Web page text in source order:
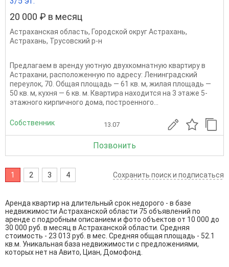
20 000 ₽ в месяц
Астраханская область, Городской округ Астрахань,
Астрахань, Трусовский р-н
Предлагаем в аренду уютную двухкомнатную квартиру в
Астрахани, расположенную по адресу: Ленинградский
переулок, 70. Общая площадь — 61 кв. м, жилая площадь —
50 кв. м, кухня — 6 кв. м. Квартира находится на 3 этаже 5-
этажного кирпичного дома, построенного...
Собственник 13.07
Позвонить
1 2 3 4 Сохранить поиск и подписаться
Аренда квартир на длительный срок недорого - в базе
недвижимости Астраханской области 75 объявлений по
аренде с подробным описанием и фото объектов от 10 000 до
30 000 руб. в месяц в Астраханской области. Средняя
стоимость - 23 013 руб. в мес. Средняя общая площадь - 52.1
кв.м. Уникальная база недвижимости с предложениями,
которых нет на Авито, Циан, Домофонд.